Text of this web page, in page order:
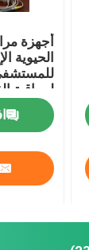
أجهزة
الحيوية
لمراقبة
العناية